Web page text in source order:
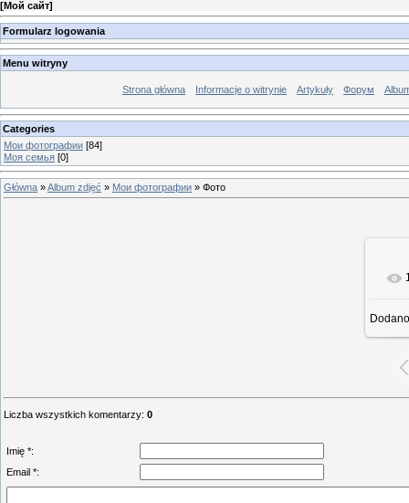
[Мой сайт]
Formularz logowania
Menu witryny
Strona główna Informacje o witrynie Artykuły Форум
Categories
Мои фотографии [84]
Моя семья [0]
Główna »Album zdjęć » Мои фотографии » Фото
Dodano
Liczba wszystkich komentarzy: 0
Imię *:
Email *: